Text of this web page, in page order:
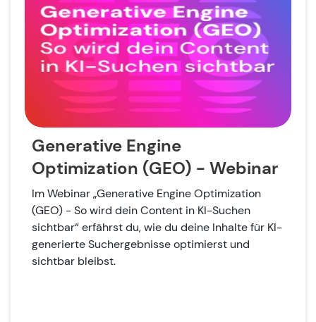
Generative Engine
Optimization (GEO) - Webinar
Im Webinar „Generative Engine Optimization
(GEO) - So wird dein Content in KI-Suchen
sichtbar“ erfährst du, wie du deine Inhalte für KI-
generierte Suchergebnisse optimierst und
sichtbar bleibst.